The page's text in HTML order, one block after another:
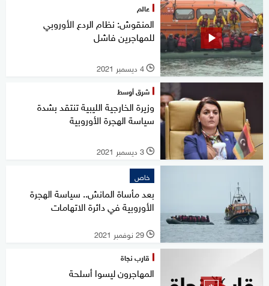
عالم
المنقوش: نظام الردع الأوروبي
للمهاجرين فاشل
l 4 ديسمبر 2021
شرق أوسط
وزيرة الخارجية الليبية تنتقد بشدة
سياسة الهجرة الأوروبية
l 3 ديسمبر 2021
خاص
بعد مأساة المانش.. سياسة الهجرة
الأوروبية في دائرة الاتهامات
l 29 نوفمبر 2021
قارب نجاة
المهاجرون ليسوا أسلحة